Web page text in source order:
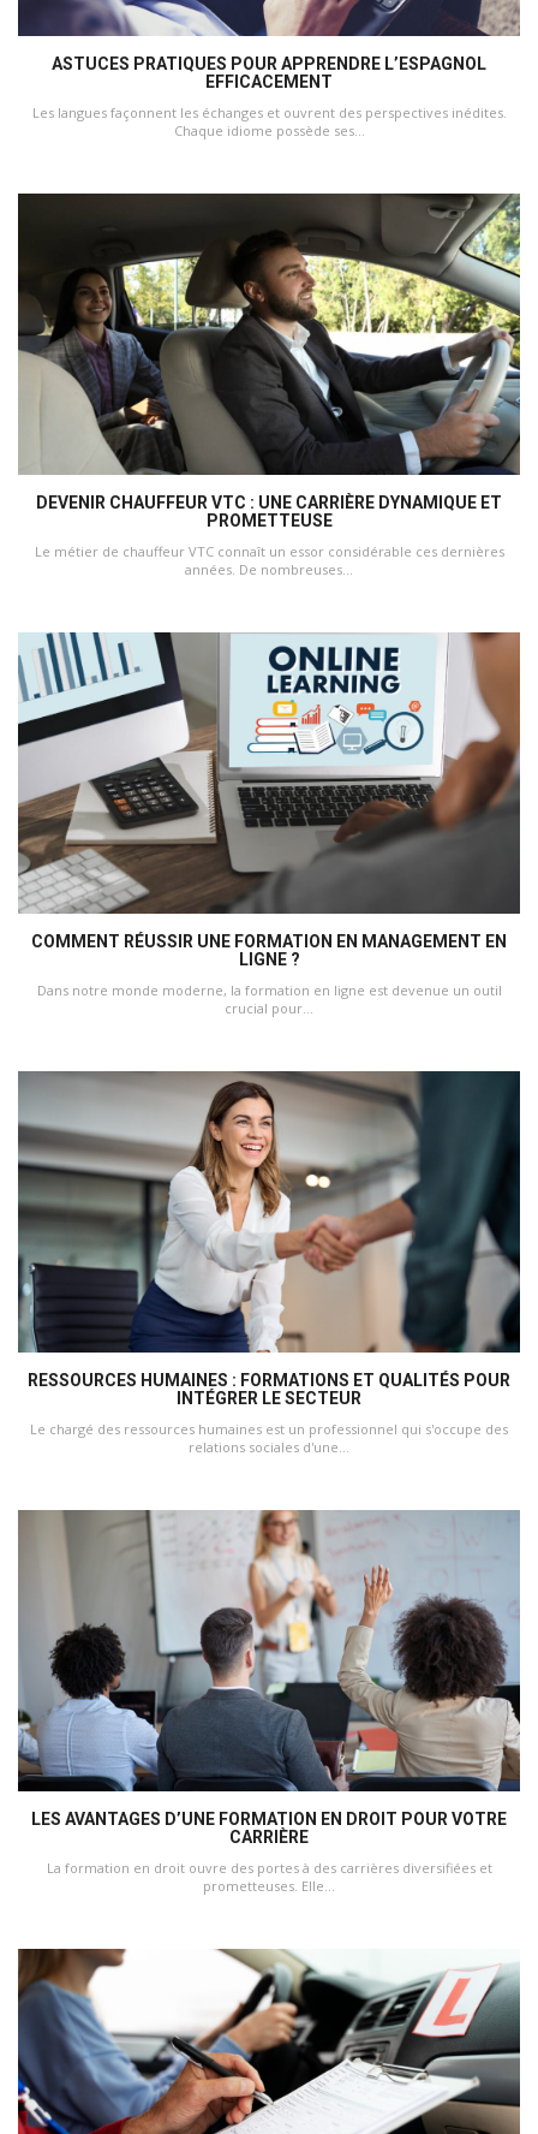
ASTUCES PRATIQUES POUR APPRENDRE L’ESPAGNOL
EFFICACEMENT
Les langues façonnent les échanges et ouvrent des perspectives inédites.
Chaque idiome possède ses...
DEVENIR CHAUFFEUR VTC : UNE CARRIÈRE DYNAMIQUE ET
PROMETTEUSE
Le métier de chauffeur VTC connaît un essor considérable ces dernières
années. De nombreuses...
COMMENT RÉUSSIR UNE FORMATION EN MANAGEMENT EN
LIGNE ?
Dans notre monde moderne, la formation en ligne est devenue un outil
crucial pour...
RESSOURCES HUMAINES : FORMATIONS ET QUALITÉS POUR
INTÉGRER LE SECTEUR
Le chargé des ressources humaines est un professionnel qui s'occupe des
relations sociales d'une...
LES AVANTAGES D’UNE FORMATION EN DROIT POUR VOTRE
CARRIÈRE
La formation en droit ouvre des portes à des carrières diversifiées et
prometteuses. Elle...